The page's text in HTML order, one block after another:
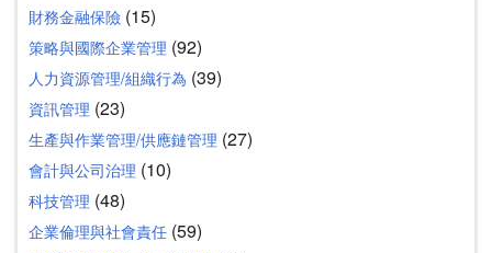
財務金融保險 (15)
策略與國際企業管理 (92)
人力資源管理/組織行為 (39)
資訊管理 (23)
生產與作業管理/供應鏈管理 (27)
會計與公司治理 (10)
科技管理 (48)
企業倫理與社會責任 (59)